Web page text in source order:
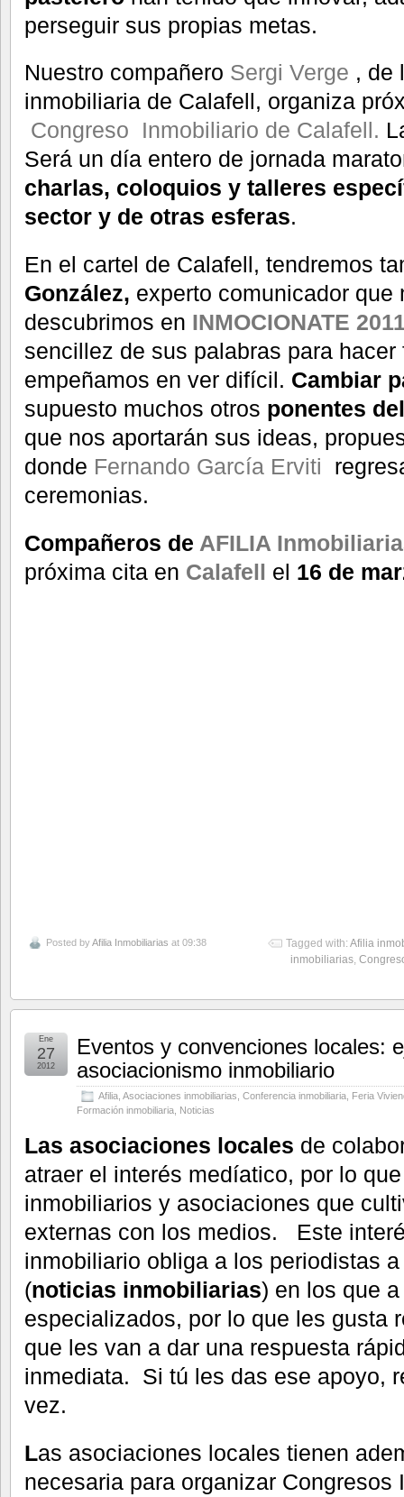
perseguir sus propias metas.
Nuestro compañero Sergi Verge , de
inmobiliaria de Calafell, organiza
Congreso Inmobiliario de Calafell.
Será un día entero de jornada
charlas, coloquios y talleres
sector y de otras esferas.
En el cartel de Calafell, tendremos
González, experto comunicador que
descubrimos en INMOCIONATE
sencillez de sus palabras para
empeñamos en ver difícil. Cambiar
supuesto muchos otros ponentes
que nos aportarán sus ideas,
donde Fernando García Erviti
ceremonias.
Compañeros de AFILIA Inmobiliaria
próxima cita en Calafell el 16 de
Posted byAfilia Inmobiliarias at 09:38 Tagged with: Afilia
inmobiliarias,
Eventos y convenciones locales:
asociacionismo inmobiliario
Afilia Asociaciones inmobiliarias Conferencia inmobiliaria Feria
Formación inmobiliaria Noticias
Ene
27
2012
Las asociaciones locales de
atraer el interés medíatico, por lo
inmobiliarios y asociaciones que
externas con los medios. Este
inmobiliario obliga a los periodistas
(noticias inmobiliarias) en los que
especializados, por lo que les gusta
que les van a dar una respuesta
inmediata. Si tú les das ese apoyo,
vez.
Las asociaciones locales tienen
necesaria para organizar Congresos